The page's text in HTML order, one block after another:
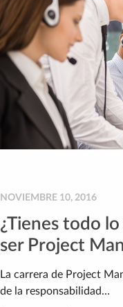
NOVIEMBRE 10, 2016
¿Tienes todo
ser Project
La carrera de Project
de la responsabilidad…